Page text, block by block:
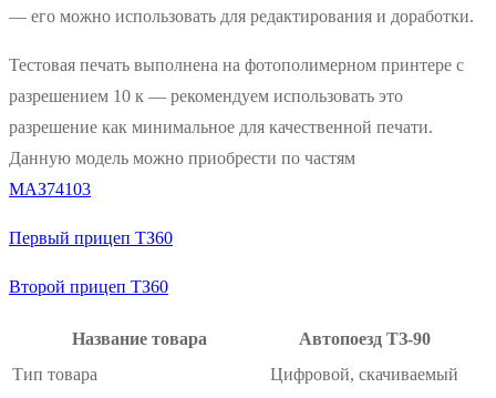
— его можно использовать для редактирования и доработки.
Тестовая печать выполнена на фотополимерном принтере с
разрешением 10 к — рекомендуем использовать это
разрешение как минимальное для качественной печати.
Данную модель можно приобрести по частям
МАЗ74103
Первый прицеп ТЗ60
Второй прицеп ТЗ60
Название товара
Автопоезд ТЗ-90
Тип товара
Цифровой, скачиваемый